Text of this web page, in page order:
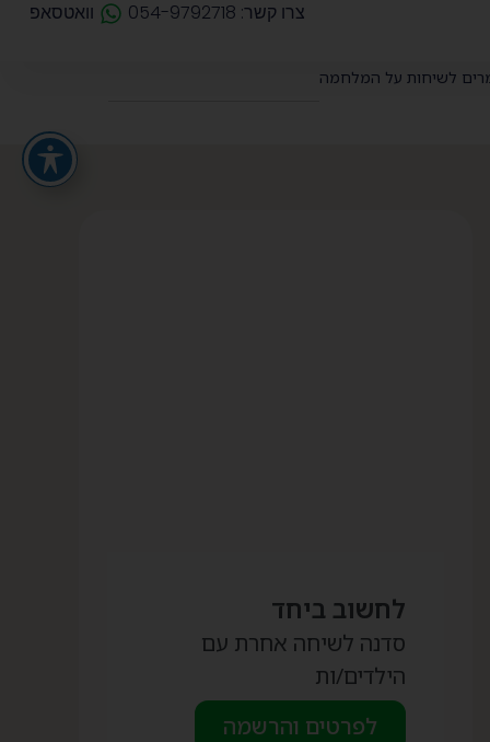
צרו קשר: 054-9792718 וואטסאפ
לשיחות על המלחמה
לחשוב ביחד
סדנה לשיחה אחרת עם
הילדים/ות
לפרטים והרשמה